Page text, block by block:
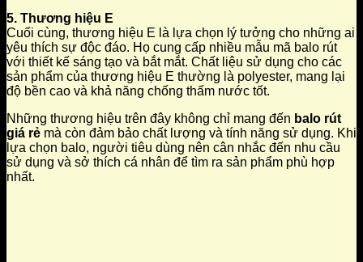
5. Thương hiệu E
Cuối cùng, thương hiệu E là lựa chọn lý tưởng cho những ai
yêu thích sự độc đáo. Họ cung cấp nhiều mẫu mã balo rút
với thiết kế sáng tạo và bắt mắt. Chất liệu sử dụng cho các
sản phẩm của thương hiệu E thường là polyester, mang lại
độ bền cao và khả năng chống thấm nước tốt.
Những thương hiệu trên đây không chỉ mang đến balo rút
giá rẻ mà còn đảm bảo chất lượng và tính năng sử dụng. Khi
lựa chọn balo, người tiêu dùng nên cân nhắc đến nhu cầu
sử dụng và sở thích cá nhân để tìm ra sản phẩm phù hợp
nhất.